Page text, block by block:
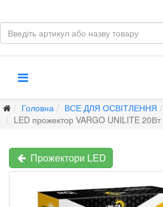
Головна ВСЕ ДЛЯ ОСВІТЛЕННЯ
LED прожектор VARGO UNILITE
Прожектори LED